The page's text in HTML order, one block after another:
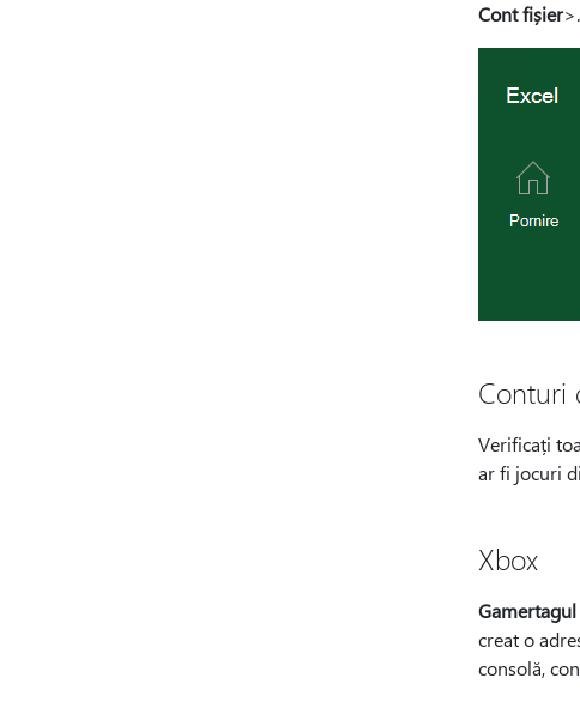
Cont fișier>.
Conturi
Verificați
ar fi jocuri
Xbox
Gamertagul
creat o
consolă,